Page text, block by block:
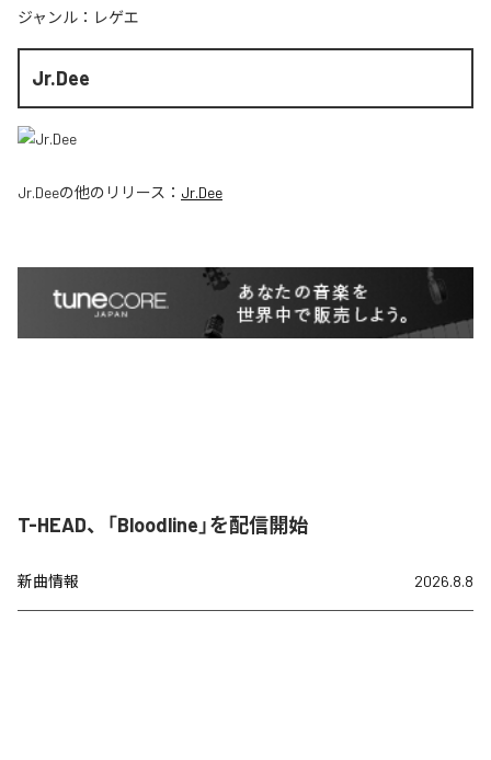
ジャンル： レゲエ
Jr.Dee
Jr.Deeの他のリリース： Jr.Dee
T-HEAD、「Bloodline」を配信開始
新曲情報 2026.8.8